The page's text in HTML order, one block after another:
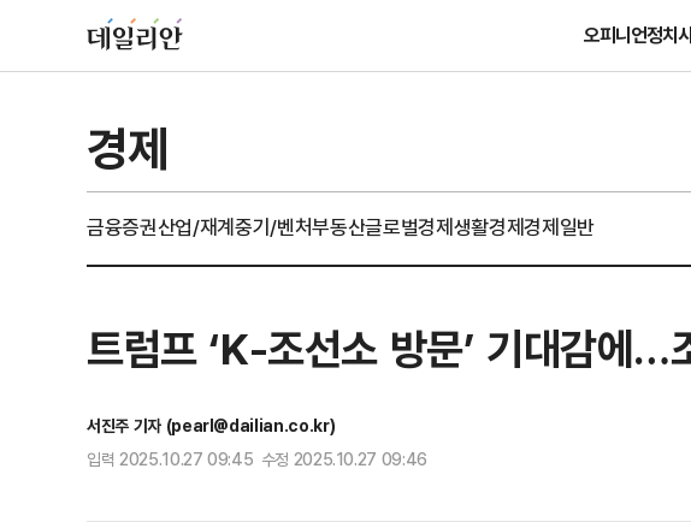
오피니언정치
경제
금융증권산업/재계중기/벤처부동산글로벌경제생활경제경제일반
트럼프 ‘K-조선소 방문’ 기대감에
서진주 기자 (pearl@dailian.co.kr)
입력 2025.10.27 09:45 수정 2025.10.27 09:46